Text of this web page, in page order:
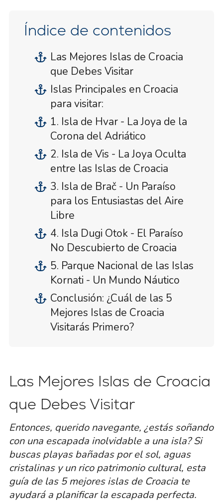
Índice de contenidos
Las Mejores Islas de Croacia
que Debes Visitar
Islas Principales en Croacia
para visitar:
1. Isla de Hvar - La Joya de la
Corona del Adriático
2. Isla de Vis - La Joya Oculta
entre las Islas de Croacia
3. Isla de Brač - Un Paraíso
para los Entusiastas del Aire
Libre
4. Isla Dugi Otok - El Paraíso
No Descubierto de Croacia
5. Parque Nacional de las Islas
Kornati - Un Mundo Náutico
Conclusión: ¿Cuál de las 5
Mejores Islas de Croacia
Visitarás Primero?
Las Mejores Islas de Croacia
que Debes Visitar
Entonces, querido navegante, ¿estás soñando
con una escapada inolvidable a una isla? Si
buscas playas bañadas por el sol, aguas
cristalinas y un rico patrimonio cultural, esta
guía de las 5 mejores islas de Croacia te
ayudará a planificar la escapada perfecta.